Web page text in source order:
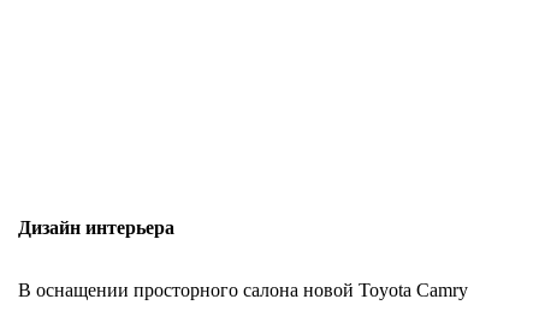
Дизайн интерьера
В оснащении просторного салона новой Toyota Camry